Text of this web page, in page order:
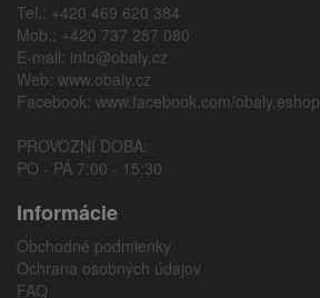
Tel.: +420 469 620 384
Mob.: +420 737 287 080
E-mail: info@obaly.cz
Web: www.obaly.cz
Facebook: www.facebook.com/obaly.eshop
PROVOZNÍ DOBA:
PO - PÁ 7:00 - 15:30
Informácie
Obchodné podmienky
Ochrana osobných údajov
FAQ